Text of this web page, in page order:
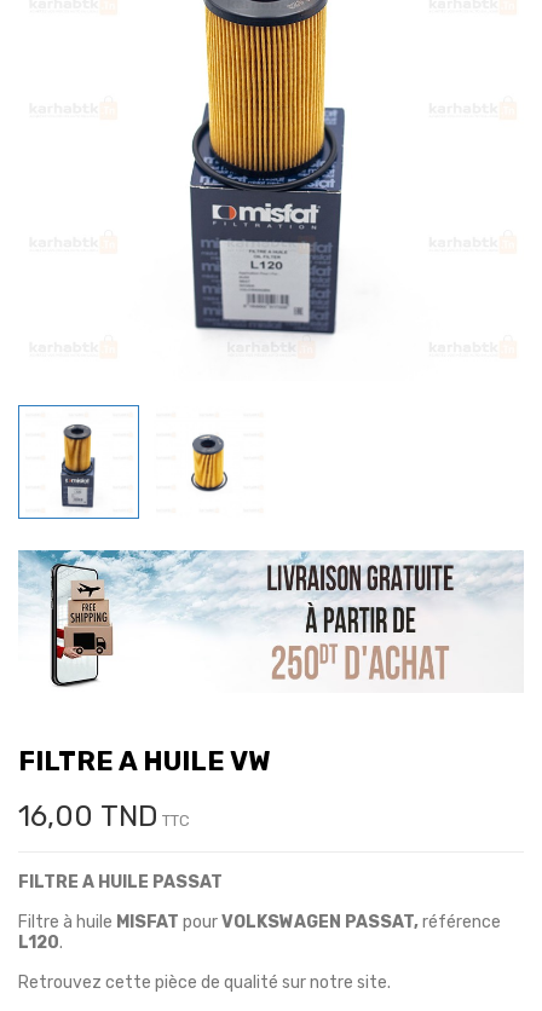
FILTRE A HUILE VW
16,00 TND TTC
FILTRE A HUILE PASSAT
Filtre à huile MISFAT pourVOLKSWAGEN PASSAT,référence
L120.
Retrouvez cette pièce de qualité sur notre site.